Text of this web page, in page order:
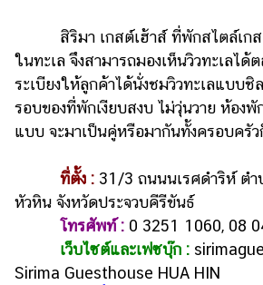
สิริมา เกสต์เฮ้าส์ ที่พักสไตล์เกส
ในทะเล จึงสามารถมองเห็นวิวทะเลไ
ระเบียงให้ลูกค้าได้นั่งชมวิวทะเลแบบ
รอบของที่พักเงียบสงบ ไม่วุ่นวาย ห้อง
แบบ จะมาเป็นคู่หรือมากันทั้งครอบครัว
ที่ตั้ง : 31/3 ถนนนเรศดำริห์ ตำ
หัวหิน จังหวัดประจวบคีรีขันธ์
โทรศัพท์ : 0 3251 1060, 08
เว็บไซต์และเฟซบุ๊ก :
Sirima Guesthouse HUA HIN